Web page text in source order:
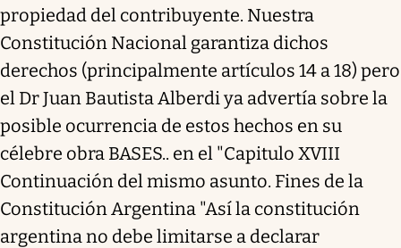
propiedad del contribuyente. Nuestra
Constitución Nacional garantiza dichos
derechos (principalmente artículos 14 a 18) pero
el Dr Juan Bautista Alberdi ya advertía sobre la
posible ocurrencia de estos hechos en su
célebre obra BASES.. en el "Capitulo XVIII
Continuación del mismo asunto. Fines de la
Constitución Argentina "Así la constitución
argentina no debe limitarse a declarar